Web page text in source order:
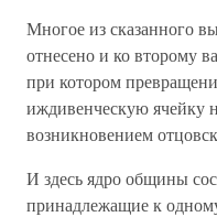
Многое из сказанного
отнесено и ко второму
при котором
иждивенческую ячейку
возникновением
И здесь ядро общины
принадлежащие к